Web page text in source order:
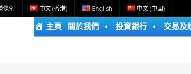
條例 中文 (香港) English 中文 (中国)
主頁 關於我們 投資銀行 交易及